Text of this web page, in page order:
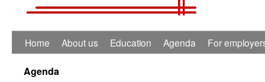
Home About us Education Agenda For
Agenda
5:00